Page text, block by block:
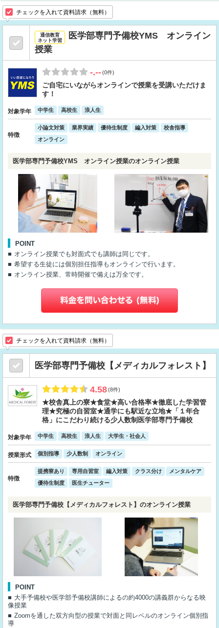
チェックを入れて資料請求（無料）
通信教育
ネット学習
医学部専門予備校YMS オンライン
授業
-.--(0件)
ご自宅にいながらオンラインで授業を受講いただけま
す！
対象学年 中学生 高校生 浪人生
特徴
小論文対策 業界実績 優待生制度 編入対策
校舎指導
オンライン
医学部専門予備校YMS オンライン授業のオンライン授業
POINT
オンライン授業でも対面式でも講師は同じです。
希望する生徒には個別担任指導もオンラインで行います。
オンライン授業、常時開催で備えは万全です。
チェックを入れて資料請求（無料）
医学部専門予備校【メディカルフォレスト】
4.58(8件)
★校舎真上の寮★食堂★高い合格率★徹底した学習管
理★究極の自習室★通学にも駅近な立地★「１年合
格」にこだわり続ける少人数制医学部専門予備校
対象学年 中学生 高校生 浪人生 大学生・社会人
授業形式 個別指導 少人数制 オンライン
特徴
提携寮あり 専用自習室 編入対策 クラス分け
メンタルケア
優待生制度
医生チューター
医学部専門予備校【メディカルフォレスト】のオンライン授業
POINT
大手予備校や医学部予備校講師によるの約4000の講義群からなる映
像授業
Zoomを通した双方向型の授業で対面と同レベルのオンライン個別指
導